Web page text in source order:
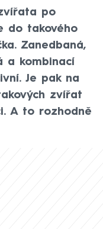
po
do takového
Zanedbaná,
a kombinací
Je pak na
zvířat
A to rozhodně